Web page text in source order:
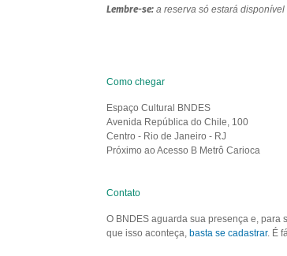
Lembre-se:a reserva só estará disponível
Como chegar
Espaço Cultural BNDES
Avenida República do Chile, 100
Centro - Rio de Janeiro - RJ
Próximo ao Acesso B Metrô Carioca
Contato
O BNDES aguarda sua presença e, para
que isso aconteça, basta se cadastrar. É